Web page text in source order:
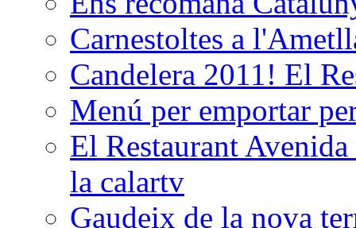
Carnestoltes a
Candelera 2011! El
Menú per emportar
El Restaurant
la calartv
Gaudeix de la nova